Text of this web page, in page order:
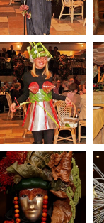
243_l Liège –
Inspiration Jean-
Paul Gauthier
250_l Marche –
Masques de Venise